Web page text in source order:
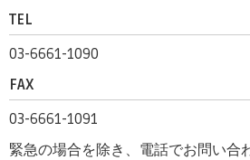
TEL
03-6661-1090
FAX
03-6661-1091
緊急の場合を除き、電話でお問い合